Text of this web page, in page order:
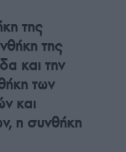
της
της
και την
των
και
η συνθήκη